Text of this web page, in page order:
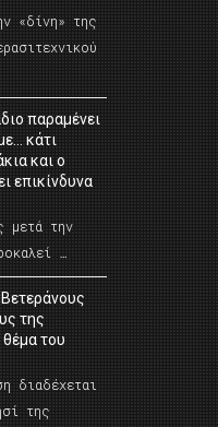
«δίνη» της
παραμένει
κάτι
και ο
επικίνδυνα
μετά την
…
της
του
διαδέχεται
της